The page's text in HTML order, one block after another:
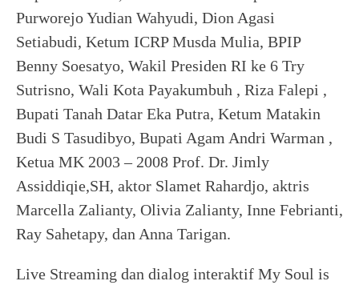
Purworejo Yudian Wahyudi, Dion Agasi
Setiabudi, Ketum ICRP Musda Mulia, BPIP
Benny Soesatyo, Wakil Presiden RI ke 6 Try
Sutrisno, Wali Kota Payakumbuh , Riza Falepi ,
Bupati Tanah Datar Eka Putra, Ketum Matakin
Budi S Tasudibyo, Bupati Agam Andri Warman ,
Ketua MK 2003 – 2008 Prof. Dr. Jimly
Assiddiqie,SH, aktor Slamet Rahardjo, aktris
Marcella Zalianty, Olivia Zalianty, Inne Febrianti,
Ray Sahetapy, dan Anna Tarigan.
Live Streaming dan dialog interaktif My Soul is